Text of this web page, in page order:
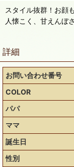
スタイル抜群！お顔
人懐こく、甘えんぼ
詳細
お問い合わせ番号
COLOR
パパ
ママ
誕生日
性別